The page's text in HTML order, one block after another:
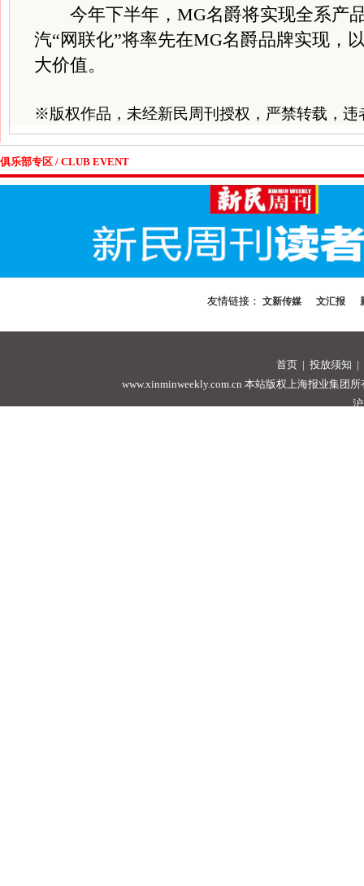
今年下半年，MG名爵将实现全系产
汽“网联化”将率先在MG名爵品牌实现，
大价值。
※版权作品，未经新民周刊授权，严禁转载，
俱乐部专区 / CLUB EVENT
友情链接： 文新传媒 文汇报
首页 | 投放须知 |
www.xinminweekly.com.cn 本站版权上海报业集团所